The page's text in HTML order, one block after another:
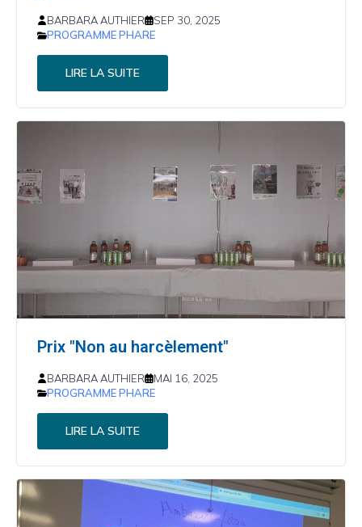
BARBARA AUTHIER
SEP 30, 2025
PROGRAMME PHARE
LIRE LA SUITE
Prix "Non au harcèlement"
BARBARA AUTHIER
MAI 16, 2025
PROGRAMME PHARE
LIRE LA SUITE